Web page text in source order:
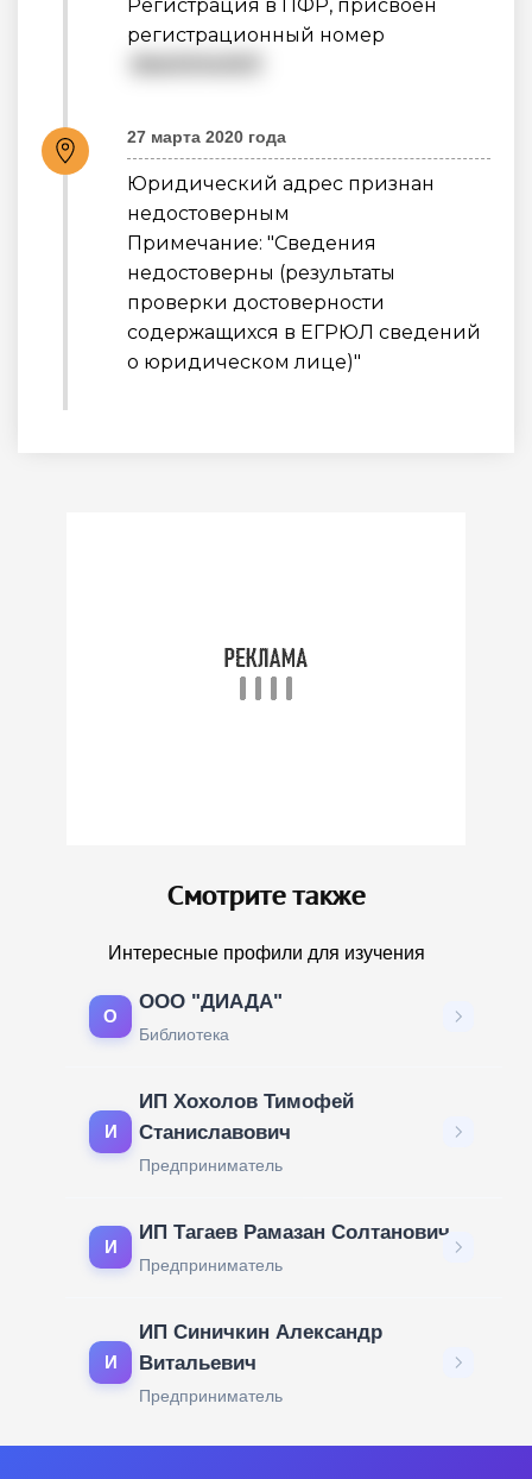
Регистрация в ПФР, присвоен
регистрационный номер
27 марта 2020 года
Юридический адрес признан
недостоверным
Примечание: "Сведения
недостоверны (результаты
проверки достоверности
содержащихся в ЕГРЮЛ сведений
о юридическом лице)"
Смотрите также
Интересные профили для изучения
О
ООО "ДИАДА"
Библиотека
И
ИП Хохолов Тимофей
Станиславович
Предприниматель
И
ИП Тагаев Рамазан Солтанович
Предприниматель
И
ИП Синичкин Александр
Витальевич
Предприниматель